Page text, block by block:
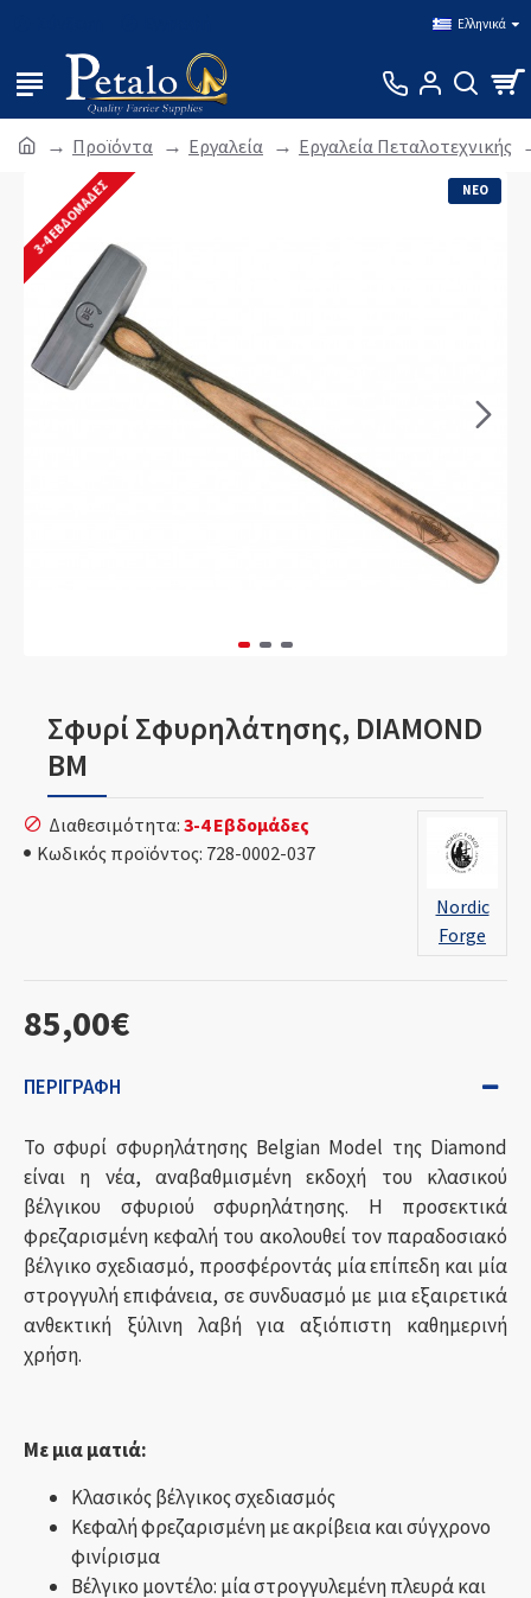
Ελληνικά
Προϊόντα Εργαλεία Εργαλεία Πεταλοτεχνικής
ΝΕΟ
3-4 ΕΒΔΟΜΆΔΕΣ
Σφυρί Σφυρηλάτησης, DIAMOND
BM
85,00€
Διαθεσιμότητα: 3-4 Εβδομάδες
Κωδικός προϊόντος: 728-0002-037
Nordic
Forge
ΠΕΡΙΓΡΑΦΉ
Το σφυρί σφυρηλάτησης Belgian Model της Diamond
είναι η νέα, αναβαθμισμένη εκδοχή του κλασικού
βέλγικου σφυριού σφυρηλάτησης. Η προσεκτικά
φρεζαρισμένη κεφαλή του ακολουθεί τον παραδοσιακό
βέλγικο σχεδιασμό, προσφέροντάς μία επίπεδη και μία
στρογγυλή επιφάνεια, σε συνδυασμό με μια εξαιρετικά
ανθεκτική ξύλινη λαβή για αξιόπιστη καθημερινή
χρήση.
Με μια ματιά:
Κλασικός βέλγικος σχεδιασμός
Κεφαλή φρεζαρισμένη με ακρίβεια και σύγχρονο
φινίρισμα
Βέλγικο μοντέλο: μία στρογγυλεμένη πλευρά και